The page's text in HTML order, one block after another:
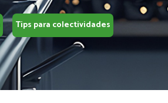
Tips para colectividades